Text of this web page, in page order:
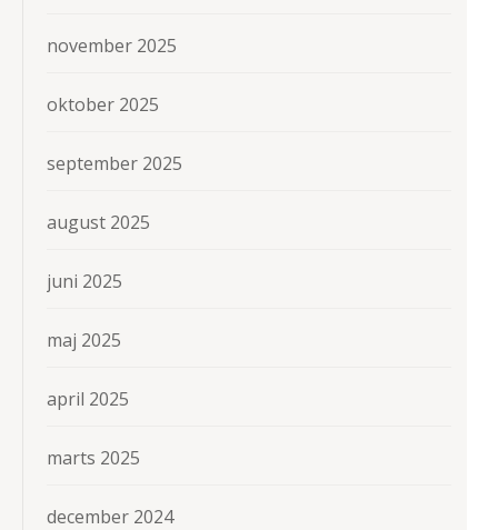
november 2025
oktober 2025
september 2025
august 2025
juni 2025
maj 2025
april 2025
marts 2025
december 2024